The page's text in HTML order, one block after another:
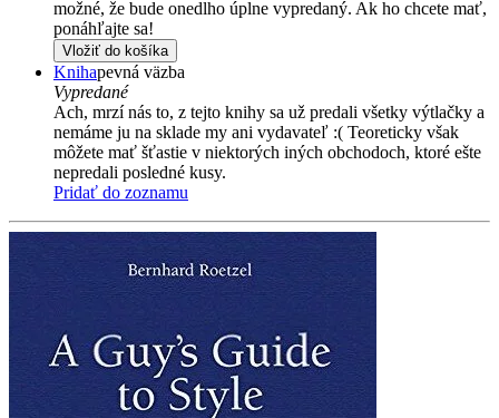
možné, že bude onedlho úplne vypredaný. Ak ho chcete mať,
ponáhľajte sa!
Vložiť do košíka
Knihapevná väzba
Vypredané
Ach, mrzí nás to, z tejto knihy sa už predali všetky výtlačky a
nemáme ju na sklade my ani vydavateľ :( Teoreticky však
môžete mať šťastie v niektorých iných obchodoch, ktoré ešte
nepredali posledné kusy.
Pridať do zoznamu